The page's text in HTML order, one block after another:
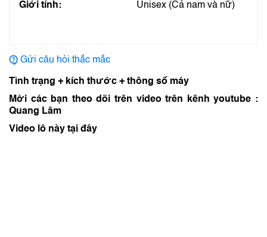
Giới tính: Unisex (Cả nam và nữ)
Gửi câu hỏi thắc mắc
Tình trạng + kích thước + thông số máy
Mời các bạn theo dõi trên video trên kênh youtube :
Quang Lâm
Video lô này tại đây